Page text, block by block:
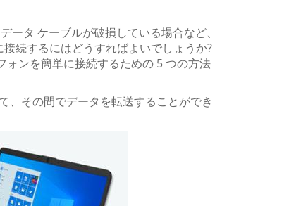
タ ケーブルが破損している場合など、
続するにはどうすればよいでしょうか?
ンを簡単に接続するための 5 つの方法
、その間でデータを転送することができ